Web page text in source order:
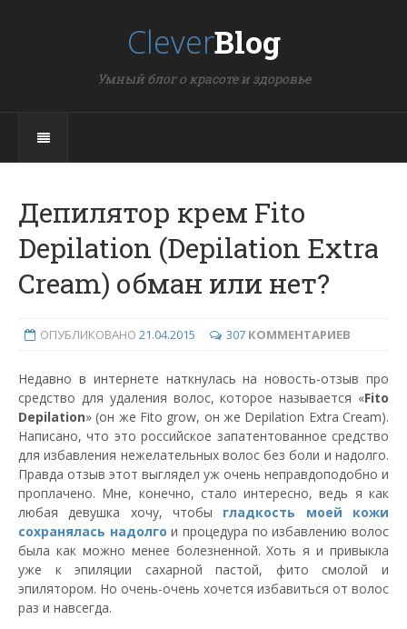
CleverBlog
Умный блог о красоте и здоровье
Депилятор крем Fito
Depilation (Depilation Extra
Cream) обман или нет?
ОПУБЛИКОВАНО 21.04.2015 307 КОММЕНТАРИЕВ
Недавно в интернете наткнулась на новость-отзыв про
средство для удаления волос, которое называется «Fito
Depilation» (он же Fito grow, он же Depilation Extra Cream).
Написано, что это российское запатентованное средство
для избавления нежелательных волос без боли и надолго.
Правда отзыв этот выглядел уж очень неправдоподобно и
проплачено. Мне, конечно, стало интересно, ведь я как
любая девушка хочу, чтобы гладкость моей кожи
сохранялась надолго и процедура по избавлению волос
была как можно менее болезненной. Хоть я и привыкла
уже к эпиляции сахарной пастой, фито смолой и
эпилятором. Но очень-очень хочется избавиться от волос
раз и навсегда.